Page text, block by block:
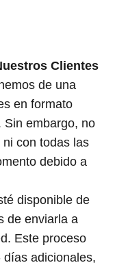
Clientes
de una
en formato
Sin embargo, no
con todas las
debido a
disponible de
de enviarla a
Este proceso
días adicionales,